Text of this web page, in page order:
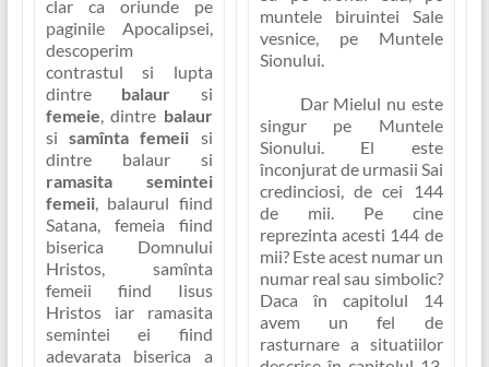
clar ca oriunde pe
paginile Apocalipsei,
descoperim
contrastul si lupta
dintre balaur si
femeie, dintre balaur
sisamînta femeii si
dintre balaur si
ramasita semintei
femeii, balaurul fiind
Satana, femeia fiind
biserica Domnului
Hristos, samînta
femeii fiind Iisus
Hristos iar ramasita
semintei ei fiind
adevarata biserica a
muntele biruintei Sale
vesnice, pe Muntele
Sionului.
Dar Mielul nu este
singur pe Muntele
Sionului. El este
înconjurat de urmasii Sai
credinciosi, de cei 144
de mii. Pe cine
reprezinta acesti 144 de
mii? Este acest numar un
numar real sau simbolic?
Daca în capitolul 14
avem un fel de
rasturnare a situatiilor